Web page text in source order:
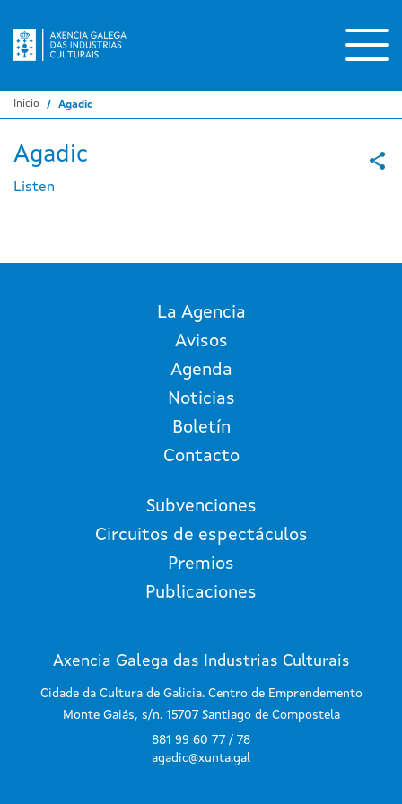
Inicio Agadic
Agadic
Listen
La Agencia
Avisos
Agenda
Noticias
Boletín
Contacto
Subvenciones
Circuitos de espectáculos
Premios
Publicaciones
Axencia Galega das Industrias Culturais
Cidade da Cultura de Galicia. Centro de Emprendemento
Monte Gaiás, s/n. 15707 Santiago de Compostela
881 99 60 77 / 78
agadic@xunta.gal